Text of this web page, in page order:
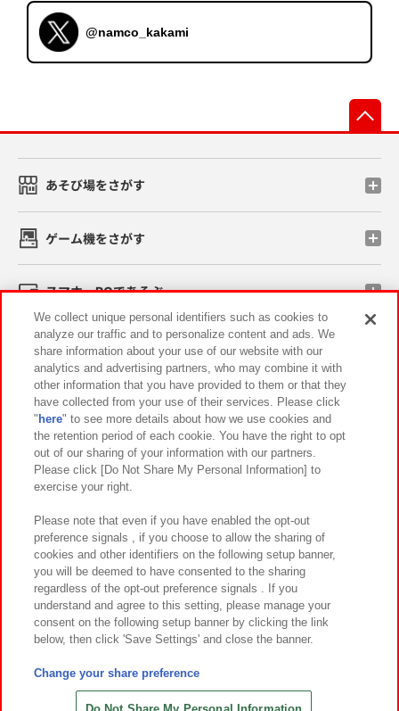
@namco_kakami
あそび場をさがす
ゲーム機をさがす
スマホ・PCであそぶ
イベント・キャンペーン
関連会社 サステナビリティ サイトポリシー
プライバシーポリシー ウェブアクセシビリティ方針と検証結果
お取引先さまとともに
カスタマーハラスメント対応方針 よくあるご質問・お問い合わせ
©Bandai Namco Amusement Inc.
©Bandai Namco Amusement Lab Inc.
©HANAYASHIKI Co., Ltd. All Rights Reserved.
We collect unique personal identifiers such as cookies to
analyze our traffic and to personalize content and ads. We
share information about your use of our website with our
analytics and advertising partners, who may combine it with
other information that you have provided to them or that they
have collected from your use of their services. Please click
" here" to see more details about how we use cookies and
the retention period of each cookie. You have the right to opt
out of our sharing of your information with our partners.
Please click [Do Not Share My Personal Information] to
exercise your right.
Please note that even if you have enabled the opt-out
preference signals , if you choose to allow the sharing of
cookies and other identifiers on the following setup banner,
you will be deemed to have consented to the sharing
regardless of the opt-out preference signals . If you
understand and agree to this setting, please manage your
consent on the following setup banner by clicking the link
below, then click 'Save Settings' and close the banner.
Change your share preference